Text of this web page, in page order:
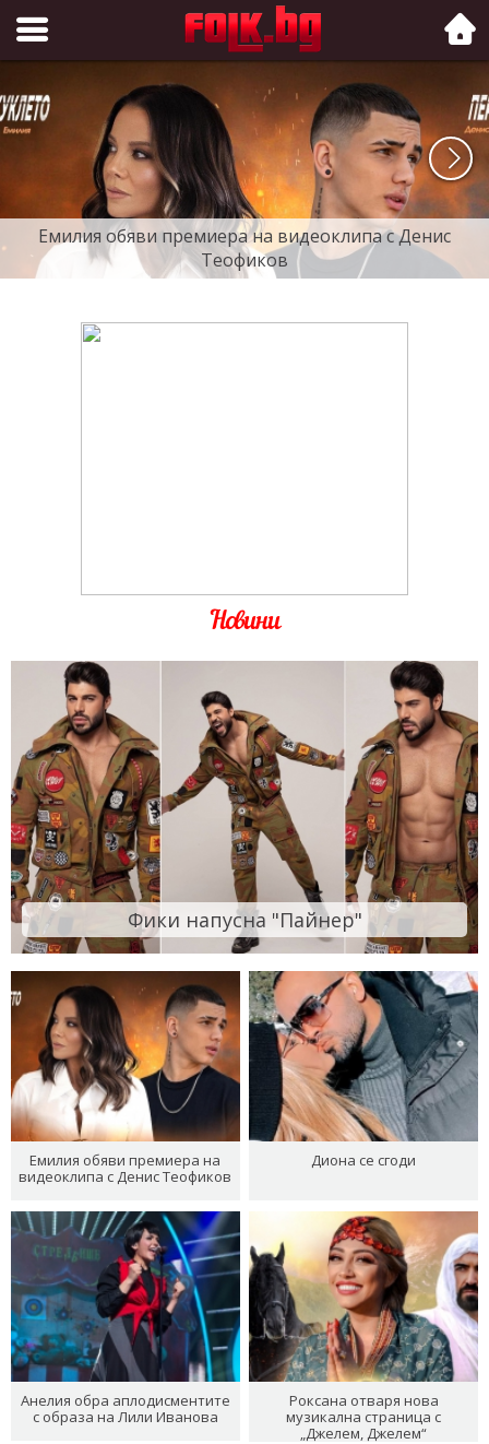
Folk.bg
Емилия обяви премиера на видеоклипа с Денис
Теофиков
Новини
Фики напусна "Пайнер"
Емилия обяви премиера на
видеоклипа с Денис Теофиков
Диона се сгоди
Анелия обра аплодисментите
с образа на Лили Иванова
Роксана отваря нова
музикална страница с
„Джелем, Джелем“